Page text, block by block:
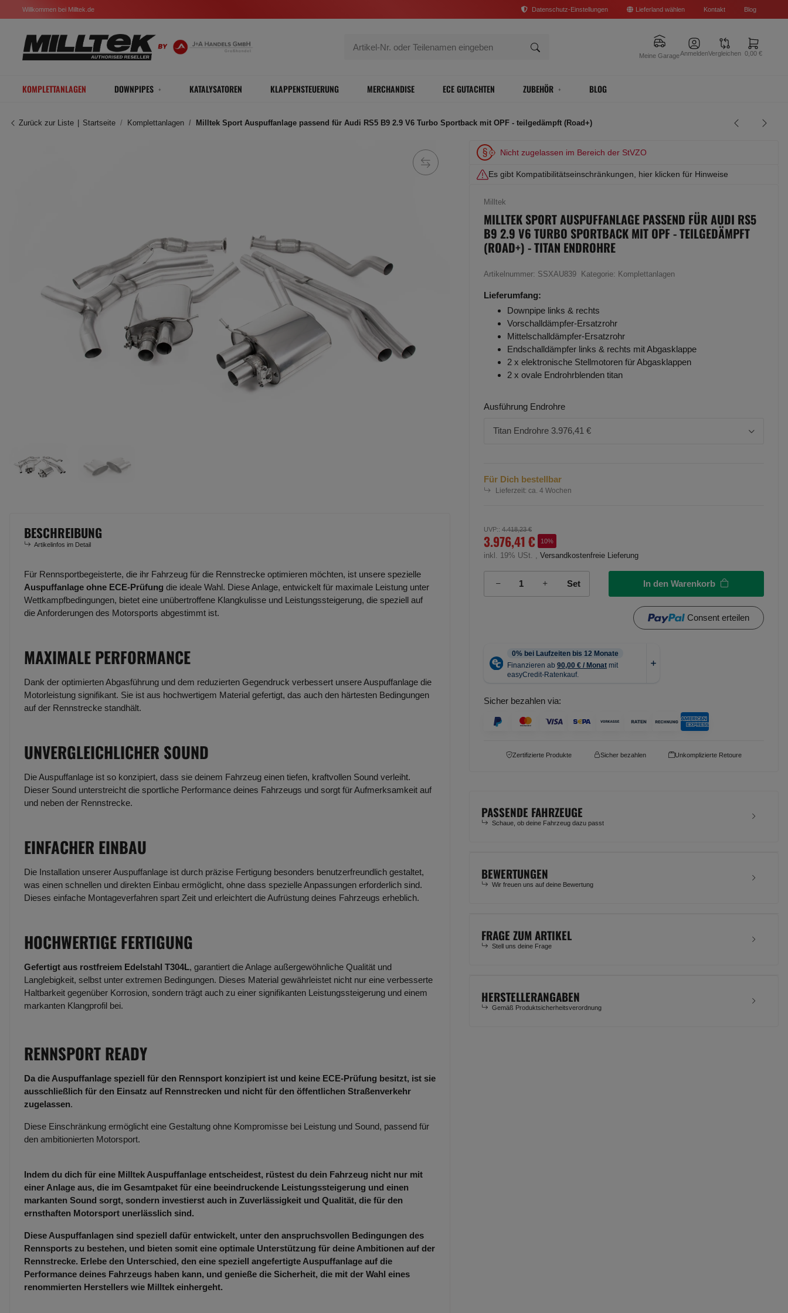
Willkommen bei Milltek.de Datenschutz-Einstellungen Lieferland wählen Kontakt Blog
Meine GarageAnmeldenVergleichen 0,00 €
KOMPLETTANLAGEN DOWNPIPES KATALYSATOREN KLAPPENSTEUERUNG MERCHANDISE ECE GUTACHTEN ZUBEHÖR BLOG
Zurück zur Liste Startseite Komplettanlagen Milltek Sport Auspuffanlage passend für Audi RS5 B9 2.9 V6 Turbo Sportback mit OPF - teilgedämpft (Road+)
Nicht zugelassen im Bereich der StVZO
Es gibt Kompatibilitätseinschränkungen, hier klicken für Hinweise
Milltek
MILLTEK SPORT AUSPUFFANLAGE PASSEND FÜR AUDI RS5
B9 2.9 V6 TURBO SPORTBACK MIT OPF - TEILGEDÄMPFT
(ROAD+) - TITAN ENDROHRE
Artikelnummer: SSXAU839 Kategorie: Komplettanlagen
Lieferumfang:
Downpipe links & rechts
Vorschalldämpfer-Ersatzrohr
Mittelschalldämpfer-Ersatzrohr
Endschalldämpfer links & rechts mit Abgasklappe
2 x elektronische Stellmotoren für Abgasklappen
2 x ovale Endrohrblenden titan
Ausführung Endrohre
Titan Endrohre 3.976,41 €
Für Dich bestellbar
Lieferzeit: ca. 4 Wochen
UVP:: 4.418,23 €
3.976,41 € 10%
inkl. 19% USt. , Versandkostenfreie Lieferung
Set In den Warenkorb
Consent erteilen
Sicher bezahlen via:
Zertifizierte Produkte Sicher bezahlen Unkomplizierte Retoure
PASSENDE FAHRZEUGE
Schaue, ob deine Fahrzeug dazu passt
BEWERTUNGEN
Wir freuen uns auf deine Bewertung
FRAGE ZUM ARTIKEL
Stell uns deine Frage
HERSTELLERANGABEN
Gemäß Produktsicherheitsverordnung
BESCHREIBUNG
Artikelinfos im Detail
Für Rennsportbegeisterte, die ihr Fahrzeug für die Rennstrecke optimieren möchten, ist unsere spezielle
Auspuffanlage ohne ECE-Prüfung die ideale Wahl. Diese Anlage, entwickelt für maximale Leistung unter
Wettkampfbedingungen, bietet eine unübertroffene Klangkulisse und Leistungssteigerung, die speziell auf
die Anforderungen des Motorsports abgestimmt ist.
MAXIMALE PERFORMANCE
Dank der optimierten Abgasführung und dem reduzierten Gegendruck verbessert unsere Auspuffanlage die
Motorleistung signifikant. Sie ist aus hochwertigem Material gefertigt, das auch den härtesten Bedingungen
auf der Rennstrecke standhält.
UNVERGLEICHLICHER SOUND
Die Auspuffanlage ist so konzipiert, dass sie deinem Fahrzeug einen tiefen, kraftvollen Sound verleiht.
Dieser Sound unterstreicht die sportliche Performance deines Fahrzeugs und sorgt für Aufmerksamkeit auf
und neben der Rennstrecke.
EINFACHER EINBAU
Die Installation unserer Auspuffanlage ist durch präzise Fertigung besonders benutzerfreundlich gestaltet,
was einen schnellen und direkten Einbau ermöglicht, ohne dass spezielle Anpassungen erforderlich sind.
Dieses einfache Montageverfahren spart Zeit und erleichtert die Aufrüstung deines Fahrzeugs erheblich.
HOCHWERTIGE FERTIGUNG
Gefertigt aus rostfreiem Edelstahl T304L, garantiert die Anlage außergewöhnliche Qualität und
Langlebigkeit, selbst unter extremen Bedingungen. Dieses Material gewährleistet nicht nur eine verbesserte
Haltbarkeit gegenüber Korrosion, sondern trägt auch zu einer signifikanten Leistungssteigerung und einem
markanten Klangprofil bei.
RENNSPORT READY
Da die Auspuffanlage speziell für den Rennsport konzipiert ist und keine ECE-Prüfung besitzt, ist sie
ausschließlich für den Einsatz auf Rennstrecken und nicht für den öffentlichen Straßenverkehr
zugelassen.
Diese Einschränkung ermöglicht eine Gestaltung ohne Kompromisse bei Leistung und Sound, passend für
den ambitionierten Motorsport.
Indem du dich für eine Milltek Auspuffanlage entscheidest, rüstest du dein Fahrzeug nicht nur mit
einer Anlage aus, die im Gesamtpaket für eine beeindruckende Leistungssteigerung und einen
markanten Sound sorgt, sondern investierst auch in Zuverlässigkeit und Qualität, die für den
ernsthaften Motorsport unerlässlich sind.
Diese Auspuffanlagen sind speziell dafür entwickelt, unter den anspruchsvollen Bedingungen des
Rennsports zu bestehen, und bieten somit eine optimale Unterstützung für deine Ambitionen auf der
Rennstrecke. Erlebe den Unterschied, den eine speziell angefertigte Auspuffanlage auf die
Performance deines Fahrzeugs haben kann, und genieße die Sicherheit, die mit der Wahl eines
renommierten Herstellers wie Milltek einhergeht.